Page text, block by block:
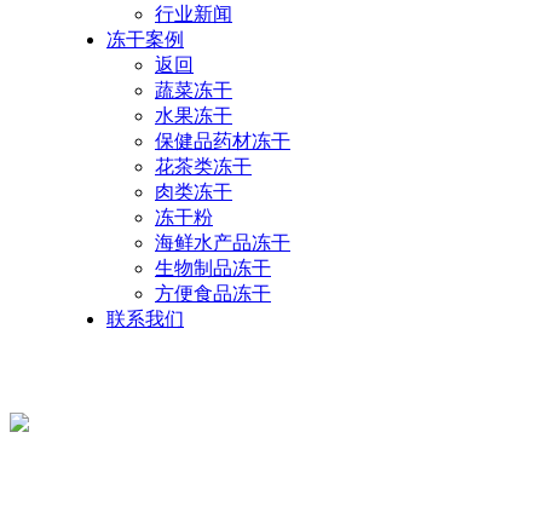
行业新闻
冻干案例
返回
蔬菜冻干
水果冻干
保健品药材冻干
花茶类冻干
肉类冻干
冻干粉
海鲜水产品冻干
生物制品冻干
方便食品冻干
联系我们